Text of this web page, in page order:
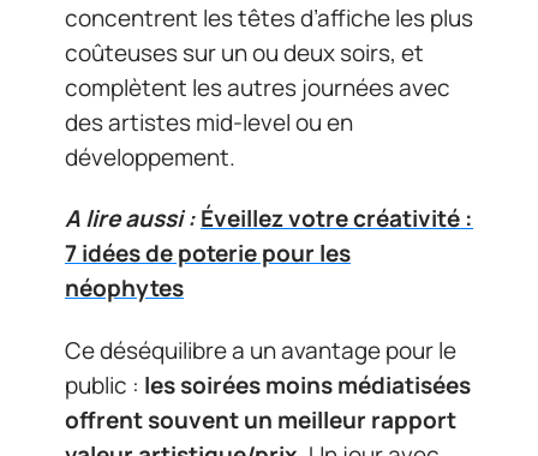
concentrent les têtes d’affiche les plus
coûteuses sur un ou deux soirs, et
complètent les autres journées avec
des artistes mid-level ou en
développement.
A lire aussi :Éveillez votre créativité :
7 idées de poterie pour les
néophytes
Ce déséquilibre a un avantage pour le
public : les soirées moins médiatisées
offrent souvent un meilleur rapport